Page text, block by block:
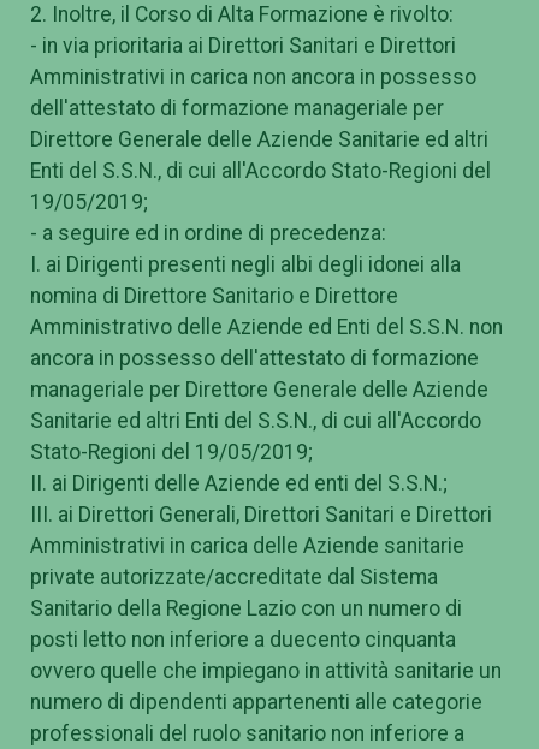
2. Inoltre, il Corso di Alta Formazione è rivolto:
- in via prioritaria ai Direttori Sanitari e Direttori
Amministrativi in carica non ancora in possesso
dell'attestato di formazione manageriale per
Direttore Generale delle Aziende Sanitarie ed altri
Enti del S.S.N., di cui all'Accordo Stato-Regioni del
19/05/2019;
- a seguire ed in ordine di precedenza:
I. ai Dirigenti presenti negli albi degli idonei alla
nomina di Direttore Sanitario e Direttore
Amministrativo delle Aziende ed Enti del S.S.N. non
ancora in possesso dell'attestato di formazione
manageriale per Direttore Generale delle Aziende
Sanitarie ed altri Enti del S.S.N., di cui all'Accordo
Stato-Regioni del 19/05/2019;
II. ai Dirigenti delle Aziende ed enti del S.S.N.;
III. ai Direttori Generali, Direttori Sanitari e Direttori
Amministrativi in carica delle Aziende sanitarie
private autorizzate/accreditate dal Sistema
Sanitario della Regione Lazio con un numero di
posti letto non inferiore a duecento cinquanta
ovvero quelle che impiegano in attività sanitarie un
numero di dipendenti appartenenti alle categorie
professionali del ruolo sanitario non inferiore a